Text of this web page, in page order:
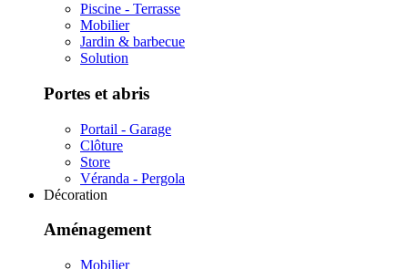
Piscine - Terrasse
Mobilier
Jardin & barbecue
Solution
Portes et abris
Portail - Garage
Clôture
Store
Véranda - Pergola
Décoration
Aménagement
Mobilier